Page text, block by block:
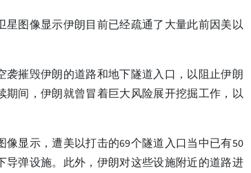
星图像显示伊朗目前已经疏通了大量此前因美以
摧毁伊朗的道路和地下隧道入口，以阻止伊朗
间，伊朗就曾冒着巨大风险展开挖掘工作，以
显示，遭美以打击的69个隧道入口当中已有50
弹设施。此外，伊朗对这些设施附近的道路进